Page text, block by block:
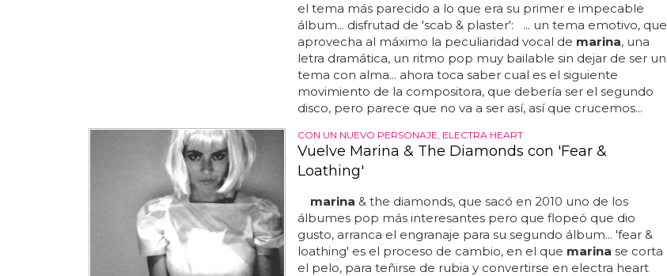
el tema más parecido a lo que era su primer e impecable
álbum... disfrutad de 'scab & plaster': ... un tema emotivo, que
aprovecha al máximo la peculiaridad vocal de marina, una
letra dramática, un ritmo pop muy bailable sin dejar de ser un
tema con alma... ahora toca saber cual es el siguiente
movimiento de la compositora, que debería ser el segundo
disco, pero parece que no va a ser así, así que crucemos...
CON UN NUEVO PERSONAJE, ELECTRA HEART
Vuelve Marina & The Diamonds con 'Fear &
Loathing'
marina & the diamonds, que sacó en 2010 uno de los
álbumes pop más interesantes pero que flopeó que dio
gusto, arranca el engranaje para su segundo álbum... 'fear &
loathing' es el proceso de cambio, en el que marina se corta
el pelo, para teñirse de rubia y convertirse en electra heart